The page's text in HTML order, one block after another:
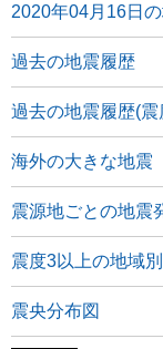
2020年04月16日
過去の地震履歴
過去の地震履歴(震
海外の大きな地震
震源地ごとの地震
震度3以上の地域
震央分布図